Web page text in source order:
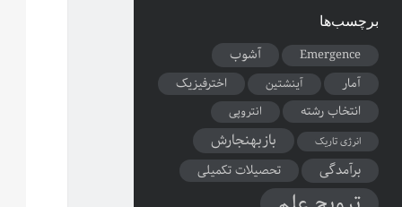
برچسب‌ها
Emergence آشوب
آمار آینشتین
اخترفیزیک
انتخاب رشته
انتروپی
انرژی تاریک بازبهنجارش
برآمدگی تحصیلات تکمیلی